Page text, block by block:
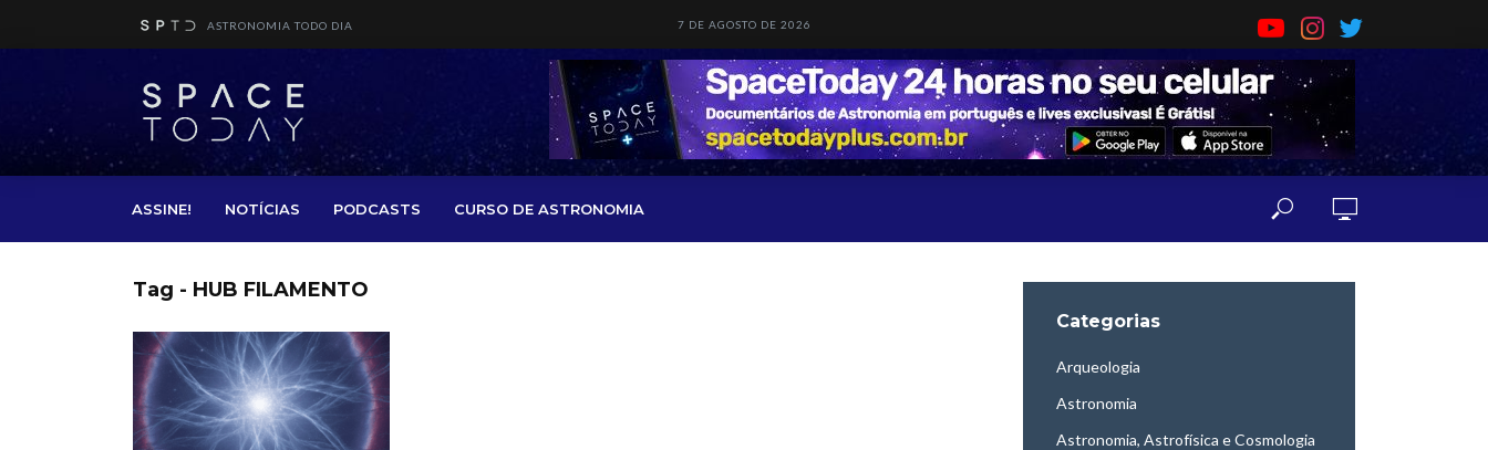
ASTRONOMIA TODO DIA 7 DE AGOSTO DE 2026
ASSINE! NOTÍCIAS PODCASTS CURSO DE ASTRONOMIA
Tag - HUB FILAMENTO
Categorias
Arqueologia
Astronomia
Astronomia, Astrofísica e Cosmologia